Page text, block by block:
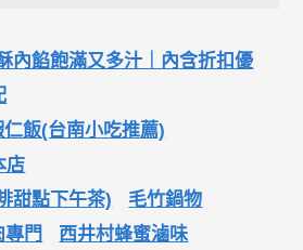
內餡飽滿又多汁｜內含折扣優
飯(台南小吃推薦)
店
甜點下午茶)
毛竹鍋物
專門
西井村蜂蜜滷味